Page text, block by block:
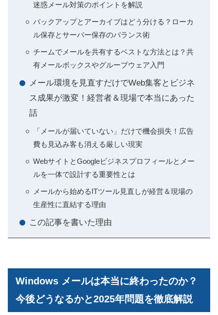
迷惑メール対策のポイントを解説
バックアップとアーカイブはどう分ける？ローカ
ル保存とサーバー保存のバランス術
チームでメールを共有するベストな方法とは？共
有メールボックスやグループウェア入門
メール環境を見直すだけでWeb集客とビジネ
ス成果が激変！経営者＆現場で本当にあった
話
「メールが届いていない」だけで機会損失！広告
費も見込み客も消える厳しい現実
WebサイトとGoogleビジネスプロフィールとメー
ルを一体で設計する重要性とは
メールから始めるITツール見直しが経営＆現場の
生産性に直結する理由
この記事を書いた理由
Windows メールは本当に終わったのか？
今後どうなるかと2025年問題を徹底解説